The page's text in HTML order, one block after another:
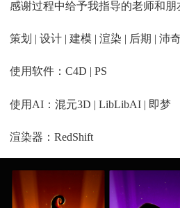
感谢过程中给予我指导的老师和朋
策划 | 设计 | 建模 | 渲染 | 后期 | 沛
使用软件：C4D | PS
使用AI：混元3D | LibLibAI | 即梦
渲染器：RedShift